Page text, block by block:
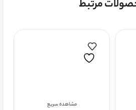
مرتبط
مشاهده سریع